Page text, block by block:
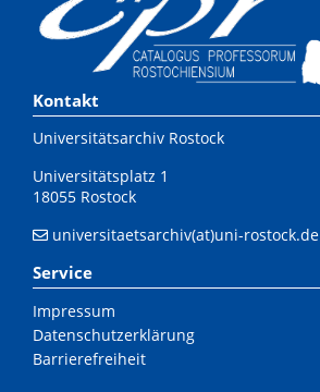
Kontakt
Universitätsarchiv Rostock
Universitätsplatz 1
18055 Rostock
universitaetsarchiv(at)uni-rostock.de
Service
Impressum
Datenschutzerklärung
Barrierefreiheit